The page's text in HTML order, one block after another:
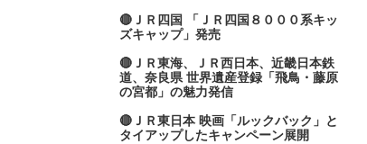
🔴ＪＲ四国 「ＪＲ四国８０００系キッ
ズキャップ」発売
🔴ＪＲ東海、ＪＲ西日本、近畿日本鉄
道、奈良県 世界遺産登録「飛鳥・藤原
の宮都」の魅力発信
🔴ＪＲ東日本 映画「ルックバック」と
タイアップしたキャンペーン展開